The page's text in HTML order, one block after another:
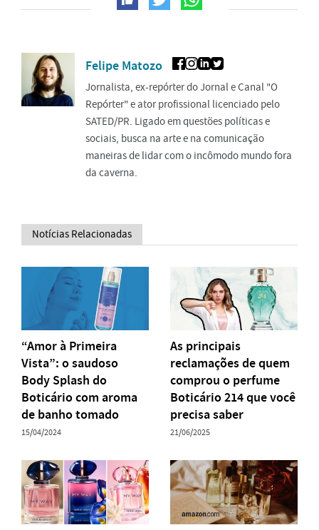
Felipe Matozo
Jornalista, ex-repórter do Jornal e Canal "O
Repórter" e ator profissional licenciado pelo
SATED/PR. Ligado em questões políticas e
sociais, busca na arte e na comunicação
maneiras de lidar com o incômodo mundo fora
da caverna.
Notícias Relacionadas
“Amor à Primeira
Vista”: o saudoso
Body Splash do
Boticário com aroma
de banho tomado
15/04/2024
As principais
reclamações de quem
comprou o perfume
Boticário 214 que você
precisa saber
21/06/2025